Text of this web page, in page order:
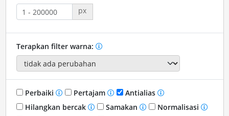
px
Terapkan filter warna:
Perbaiki Pertajam
Antialias
Hilangkan bercak
Samakan
Normalisasi